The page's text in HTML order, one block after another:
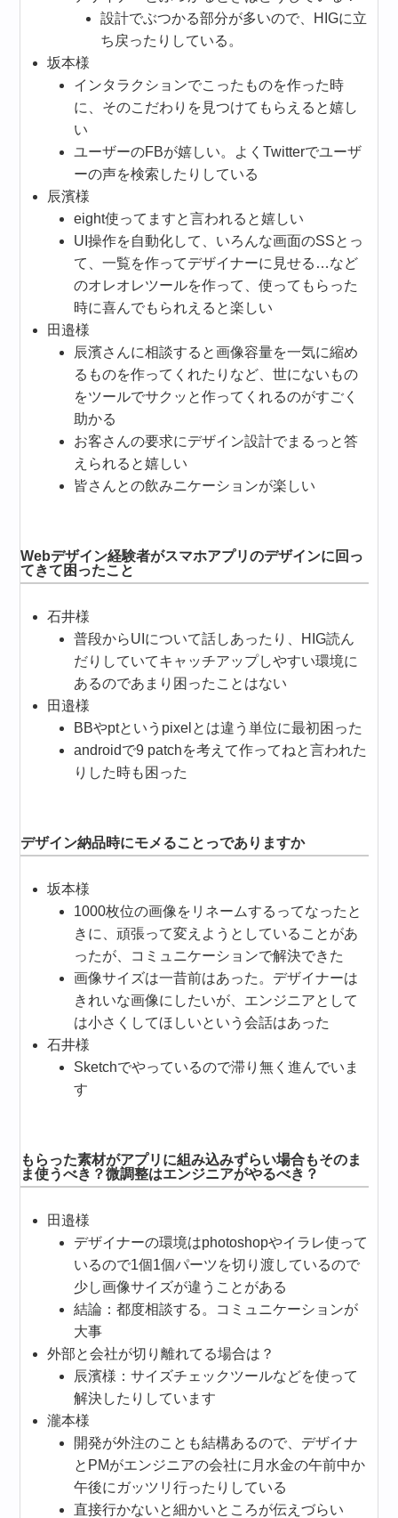
設計でぶつかる部分が多いので、HIGに立
ち戻ったりしている。
坂本様
インタラクションでこったものを作った時
に、そのこだわりを見つけてもらえると嬉し
い
ユーザーのFBが嬉しい。よくTwitterでユーザ
ーの声を検索したりしている
辰濱様
eight使ってますと言われると嬉しい
UI操作を自動化して、いろんな画面のSSとっ
て、一覧を作ってデザイナーに見せる…など
のオレオレツールを作って、使ってもらった
時に喜んでもられえると楽しい
田邉様
辰濱さんに相談すると画像容量を一気に縮め
るものを作ってくれたりなど、世にないもの
をツールでサクッと作ってくれるのがすごく
助かる
お客さんの要求にデザイン設計でまるっと答
えられると嬉しい
皆さんとの飲みニケーションが楽しい
Webデザイン経験者がスマホアプリのデザインに回っ
てきて困ったこと
石井様
普段からUIについて話しあったり、HIG読ん
だりしていてキャッチアップしやすい環境に
あるのであまり困ったことはない
田邉様
BBやptというpixelとは違う単位に最初困った
androidで9 patchを考えて作ってねと言われた
りした時も困った
デザイン納品時にモメることっでありますか
坂本様
1000枚位の画像をリネームするってなったと
きに、頑張って変えようとしていることがあ
ったが、コミュニケーションで解決できた
画像サイズは一昔前はあった。デザイナーは
きれいな画像にしたいが、エンジニアとして
は小さくしてほしいという会話はあった
石井様
Sketchでやっているので滞り無く進んでいま
す
もらった素材がアプリに組み込みずらい場合もそのま
ま使うべき？微調整はエンジニアがやるべき？
田邉様
デザイナーの環境はphotoshopやイラレ使って
いるので1個1個パーツを切り渡しているので
少し画像サイズが違うことがある
結論：都度相談する。コミュニケーションが
大事
外部と会社が切り離れてる場合は？
辰濱様：サイズチェックツールなどを使って
解決したりしています
瀧本様
開発が外注のことも結構あるので、デザイナ
とPMがエンジニアの会社に月水金の午前中か
午後にガッツリ行ったりしている
直接行かないと細かいところが伝えづらい